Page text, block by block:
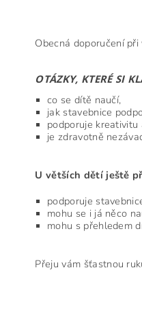
Obecná doporučení
OTÁZKY, KTERÉ SI
co se dítě naučí,
jak stavebnice
podporuje kreativitu
je zdravotně
U větších dětí ještě
podporuje
mohu se i já něco
mohu s přehledem
Přeju vám šťastnou